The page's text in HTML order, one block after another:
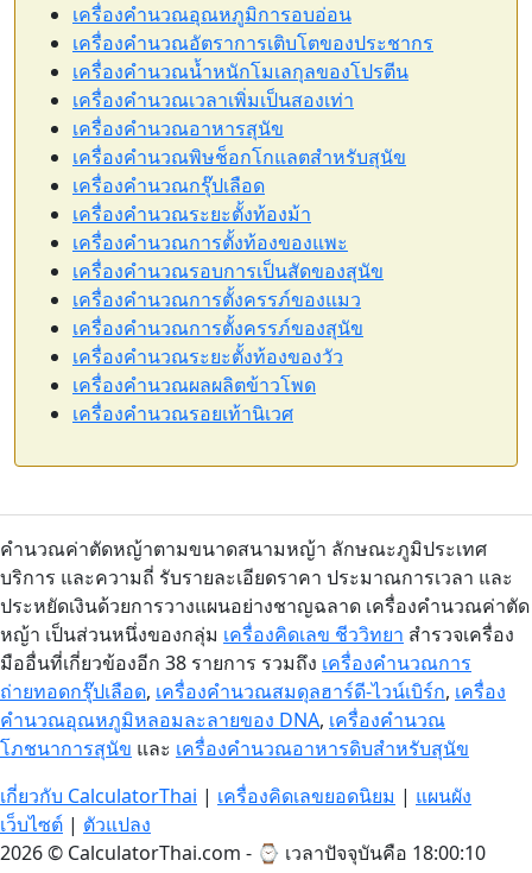
เครื่องคำนวณอุณหภูมิการอบอ่อน
เครื่องคำนวณอัตราการเติบโตของประชากร
เครื่องคำนวณน้ำหนักโมเลกุลของโปรตีน
เครื่องคำนวณเวลาเพิ่มเป็นสองเท่า
เครื่องคำนวณอาหารสุนัข
เครื่องคำนวณพิษช็อกโกแลตสำหรับสุนัข
เครื่องคำนวณกรุ๊ปเลือด
เครื่องคำนวณระยะตั้งท้องม้า
เครื่องคำนวณการตั้งท้องของแพะ
เครื่องคำนวณรอบการเป็นสัดของสุนัข
เครื่องคำนวณการตั้งครรภ์ของแมว
เครื่องคำนวณการตั้งครรภ์ของสุนัข
เครื่องคำนวณระยะตั้งท้องของวัว
เครื่องคำนวณผลผลิตข้าวโพด
เครื่องคำนวณรอยเท้านิเวศ
คำนวณค่าตัดหญ้าตามขนาดสนามหญ้า ลักษณะภูมิประเทศ
บริการ และความถี่ รับรายละเอียดราคา ประมาณการเวลา และ
ประหยัดเงินด้วยการวางแผนอย่างชาญฉลาด เครื่องคำนวณค่าตัด
หญ้า เป็นส่วนหนึ่งของกลุ่ม เครื่องคิดเลข ชีววิทยา สำรวจเครื่อง
มืออื่นที่เกี่ยวข้องอีก 38 รายการ รวมถึง เครื่องคำนวณการ
ถ่ายทอดกรุ๊ปเลือด, เครื่องคำนวณสมดุลฮาร์ดี-ไวน์เบิร์ก, เครื่อง
คำนวณอุณหภูมิหลอมละลายของ DNA, เครื่องคำนวณ
โภชนาการสุนัข และ เครื่องคำนวณอาหารดิบสำหรับสุนัข
เกี่ยวกับ CalculatorThai | เครื่องคิดเลขยอดนิยม | แผนผัง
เว็บไซต์ | ตัวแปลง
2026 © CalculatorThai.com - ⌚ เวลาปัจจุบันคือ 18:00:10